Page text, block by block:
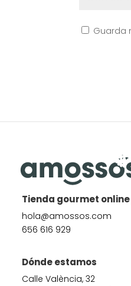
Guarda
Tienda gourmet
hola@amossos.com
656 616 929
Dónde estamos
Calle València, 32